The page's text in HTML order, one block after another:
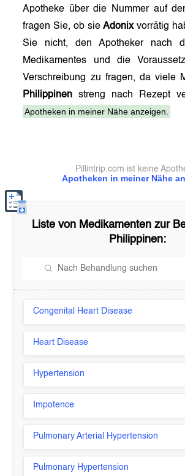
Apotheke über die Nummer auf
fragen Sie, ob sieAdonixvorrätig
Sie nicht, den Apotheker nach
Medikamentes und die
Verschreibung zu fragen, da viele
Philippinen streng nach Rezept
Apotheken in meiner Nähe anzeigen.
Apotheken in meiner Nähe
Pillintrip.com ist keine
Liste von Medikamenten zur
Philippinen:
Congenital Heart Disease
Heart Disease
Hypertension
Impotence
Pulmonary Arterial Hypertension
Pulmonary Hypertension